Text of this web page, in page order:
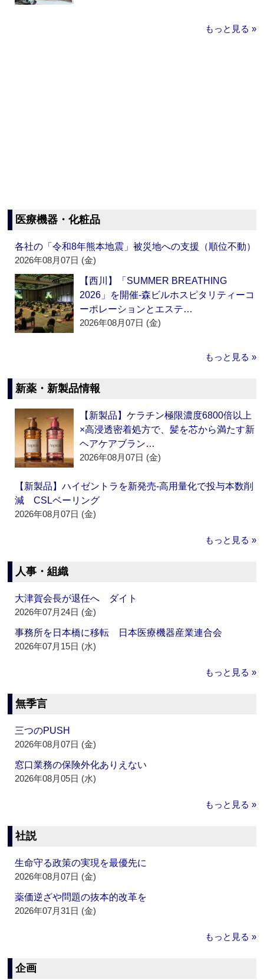
もっと見る »
医療機器・化粧品
各社の「令和8年熊本地震」被災地への支援（順位不動）
2026年08月07日 (金)
【西川】「SUMMER BREATHING
2026」を開催‐森ビルホスピタリティーコ
ーポレーションとエステ…
2026年08月07日 (金)
もっと見る »
新薬・新製品情報
【新製品】ケラチン極限濃度6800倍以上
×高浸透密着処方で、髪を芯から満たす新
ヘアケアブラン…
2026年08月07日 (金)
【新製品】ハイゼントラを新発売‐高用量化で投与本数削
減 CSLベーリング
2026年08月07日 (金)
もっと見る »
人事・組織
大津賀会長が退任へ ダイト
2026年07月24日 (金)
事務所を日本橋に移転 日本医療機器産業連合会
2026年07月15日 (水)
もっと見る »
無季言
三つのPUSH
2026年08月07日 (金)
窓口業務の保険外化ありえない
2026年08月05日 (水)
もっと見る »
社説
生命守る政策の実現を最優先に
2026年08月07日 (金)
薬価逆ざや問題の抜本的改革を
2026年07月31日 (金)
もっと見る »
企画